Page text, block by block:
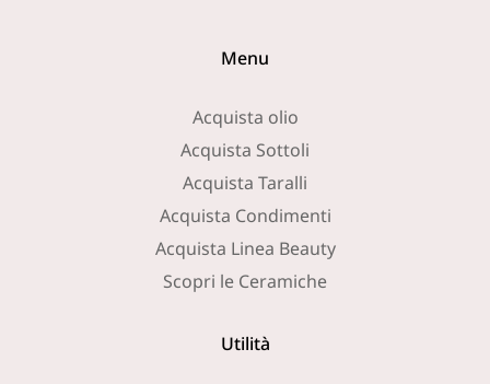
Menu
Acquista olio
Acquista Sottoli
Acquista Taralli
Acquista Condimenti
Acquista Linea Beauty
Scopri le Ceramiche
Utilità